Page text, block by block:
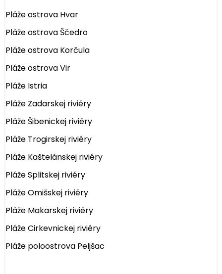
Pláže ostrova Hvar
Pláže ostrova Ščedro
Pláže ostrova Korčula
Pláže ostrova Vir
Pláže Istria
Pláže Zadarskej riviéry
Pláže Šibenickej riviéry
Pláže Trogirskej riviéry
Pláže Kaštelánskej riviéry
Pláže Splitskej riviéry
Pláže Omišskej riviéry
Pláže Makarskej riviéry
Pláže Cirkevnickej riviéry
Pláže poloostrova Peljšac